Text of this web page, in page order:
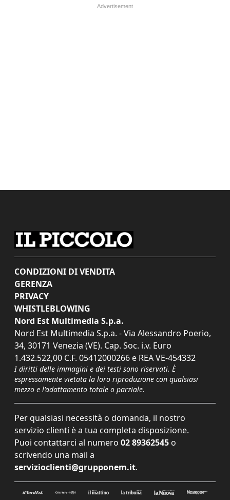
CONDIZIONI DI VENDITA
GERENZA
PRIVACY
WHISTLEBLOWING
Nord Est Multimedia S.p.a.
Nord Est Multimedia S.p.a. - Via Alessandro Poerio,
34, 30171 Venezia (VE). Cap. Soc. i.v. Euro
1.432.522,00 C.F. 05412000266 e REA VE-454332
I diritti delle immagini e dei testi sono riservati. È
espressamente vietata la loro riproduzione con qualsiasi
mezzo e l'adattamento totale o parziale.
Per qualsiasi necessità o domanda, il nostro
servizio clienti è a tua completa disposizione.
Puoi contattarci al numero 02 89362545 o
scrivendo una mail a
servizioclienti@grupponem.it.